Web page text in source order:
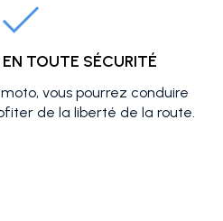
TOUTE SÉCURITÉ
vous pourrez conduire
de la liberté de la route.